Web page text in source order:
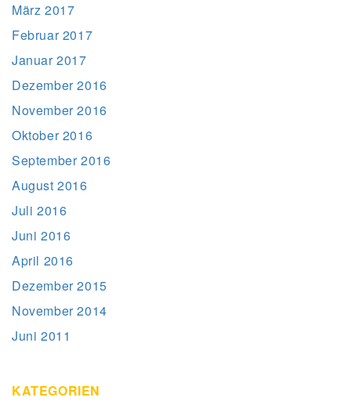
März 2017
Februar 2017
Januar 2017
Dezember 2016
November 2016
Oktober 2016
September 2016
August 2016
Juli 2016
Juni 2016
April 2016
Dezember 2015
November 2014
Juni 2011
KATEGORIEN